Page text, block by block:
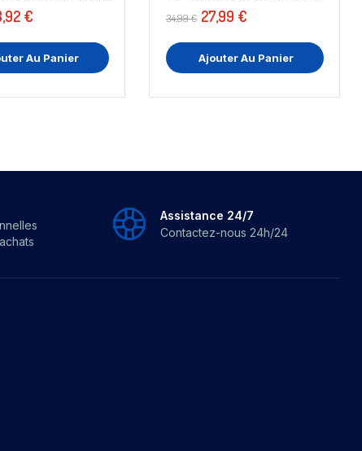
€
Au Panier
34,99 € 27,99 €
Ajouter Au Panier
Assistance 24/7
Contactez-nous 24h/24